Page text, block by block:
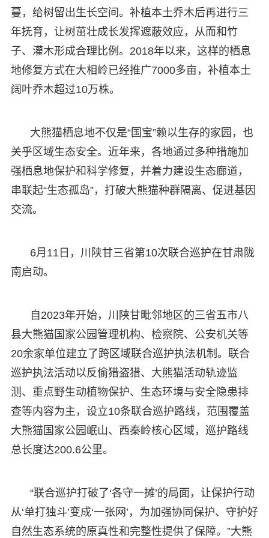
蔓，给树留出生长空间。补植本土乔木后再进行三
年抚育，让树茁壮成长发挥遮蔽效应，从而和竹
子、灌木形成合理比例。2018年以来，这样的栖息
地修复方式在大相岭已经推广7000多亩，补植本土
阔叶乔木超过10万株。
大熊猫栖息地不仅是“国宝”赖以生存的家园，也
关乎区域生态安全。近年来，各地通过多种措施加
强栖息地保护和科学修复，并着力建设生态廊道，
串联起“生态孤岛”，打破大熊猫种群隔离、促进基因
交流。
6月11日，川陕甘三省第10次联合巡护在甘肃陇
南启动。
自2023年开始，川陕甘毗邻地区的三省五市八
县大熊猫国家公园管理机构、检察院、公安机关等
20余家单位建立了跨区域联合巡护执法机制。联合
巡护执法活动以反偷猎盗猎、大熊猫活动轨迹监
测、重点野生动植物保护、生态环境与安全隐患排
查等内容为主，设立10条联合巡护路线，范围覆盖
大熊猫国家公园岷山、西秦岭核心区域，巡护路线
总长度达200.6公里。
“联合巡护打破了‘各守一摊’的局面，让保护行动
从‘单打独斗’变成‘一张网’，为加强协同保护、守护好
自然生态系统的原真性和完整性提供了保障。”大熊